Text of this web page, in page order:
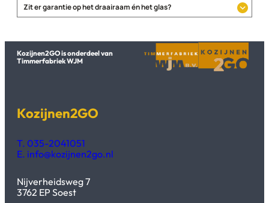
Zit er garantie op het draairaam én het glas?
Kozijnen2GO is onderdeel van
Timmerfabriek WJM
Kozijnen2GO
T. 035-2041051
E. info@kozijnen2go.nl
Nijverheidsweg 7
3762 EP Soest